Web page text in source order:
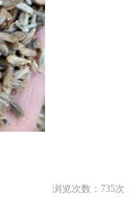
浏览次数： 735次